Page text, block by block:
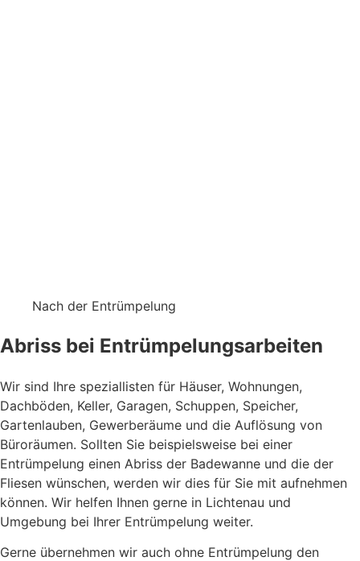
Nach der Entrümpelung
Abriss bei Entrümpelungsarbeiten
Wir sind Ihre speziallisten für Häuser, Wohnungen,
Dachböden, Keller, Garagen, Schuppen, Speicher,
Gartenlauben, Gewerberäume und die Auflösung von
Büroräumen. Sollten Sie beispielsweise bei einer
Entrümpelung einen Abriss der Badewanne und die der
Fliesen wünschen, werden wir dies für Sie mit aufnehmen
können. Wir helfen Ihnen gerne in Lichtenau und
Umgebung bei Ihrer Entrümpelung weiter.
Gerne übernehmen wir auch ohne Entrümpelung den